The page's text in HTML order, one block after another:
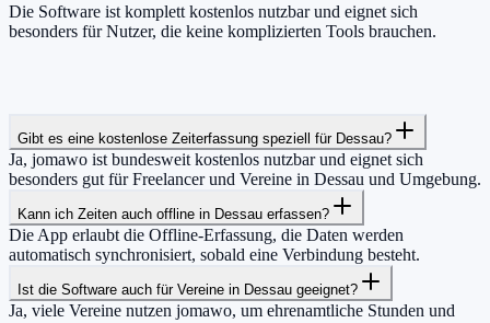
Die Software ist komplett kostenlos nutzbar und eignet sich
besonders für Nutzer, die keine komplizierten Tools brauchen.
Gibt es eine kostenlose Zeiterfassung speziell für Dessau?
Ja, jomawo ist bundesweit kostenlos nutzbar und eignet sich
besonders gut für Freelancer und Vereine in Dessau und Umgebung.
Kann ich Zeiten auch offline in Dessau erfassen?
Die App erlaubt die Offline-Erfassung, die Daten werden
automatisch synchronisiert, sobald eine Verbindung besteht.
Ist die Software auch für Vereine in Dessau geeignet?
Ja, viele Vereine nutzen jomawo, um ehrenamtliche Stunden und